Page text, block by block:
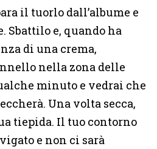
il tuorlo dall’albume e
Sbattilo e, quando ha
di una crema,
nella zona delle
minuto e vedrai che
Una volta secca,
tiepida. Il tuo contorno
e non ci sarà